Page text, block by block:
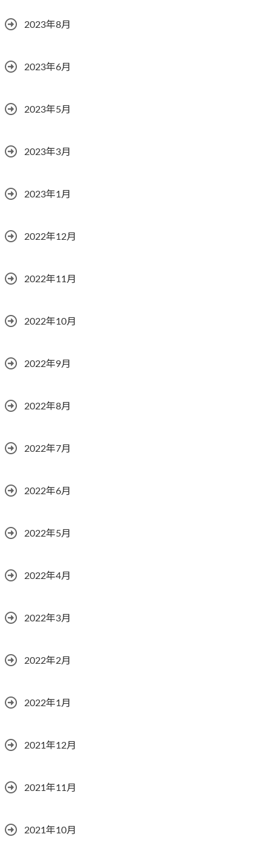
2023年8月
2023年6月
2023年5月
2023年3月
2023年1月
2022年12月
2022年11月
2022年10月
2022年9月
2022年8月
2022年7月
2022年6月
2022年5月
2022年4月
2022年3月
2022年2月
2022年1月
2021年12月
2021年11月
2021年10月